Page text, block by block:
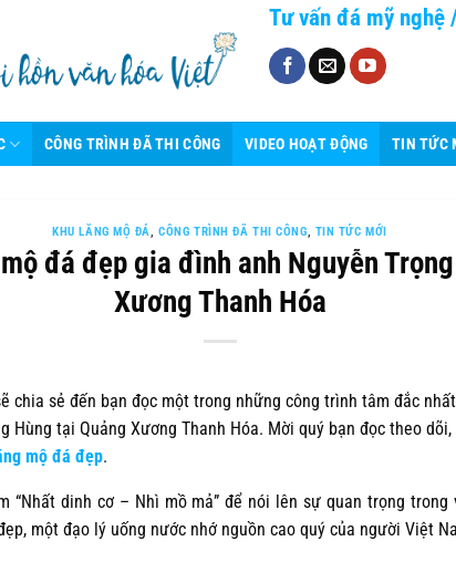
Tư vấn đá mỹ nghệ
CÔNG TRÌNH ĐÃ THI CÔNG VIDEO HOẠT ĐỘNG TIN TỨC
KHU LĂNG MỘ ĐÁ,CÔNG TRÌNH ĐÃ THI CÔNG, TIN TỨC MỚI
đá đẹp gia đình anh Nguyễn
Xương Thanh Hóa
chia sẻ đến bạn đọc một trong những công trình tâm đắc
Hùng tại Quảng Xương Thanh Hóa. Mời quý bạn đọc theo
mộ đá đẹp.
“Nhất dinh cơ – Nhì mồ mả” để nói lên sự quan trọng
một đạo lý uống nước nhớ nguồn cao quý của người Việt